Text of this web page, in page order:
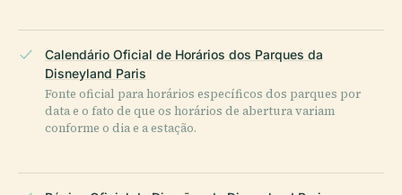
Calendário Oficial de Horários dos Parques da
Disneyland Paris
Fonte oficial para horários específicos dos parques por
data e o fato de que os horários de abertura variam
conforme o dia e a estação.